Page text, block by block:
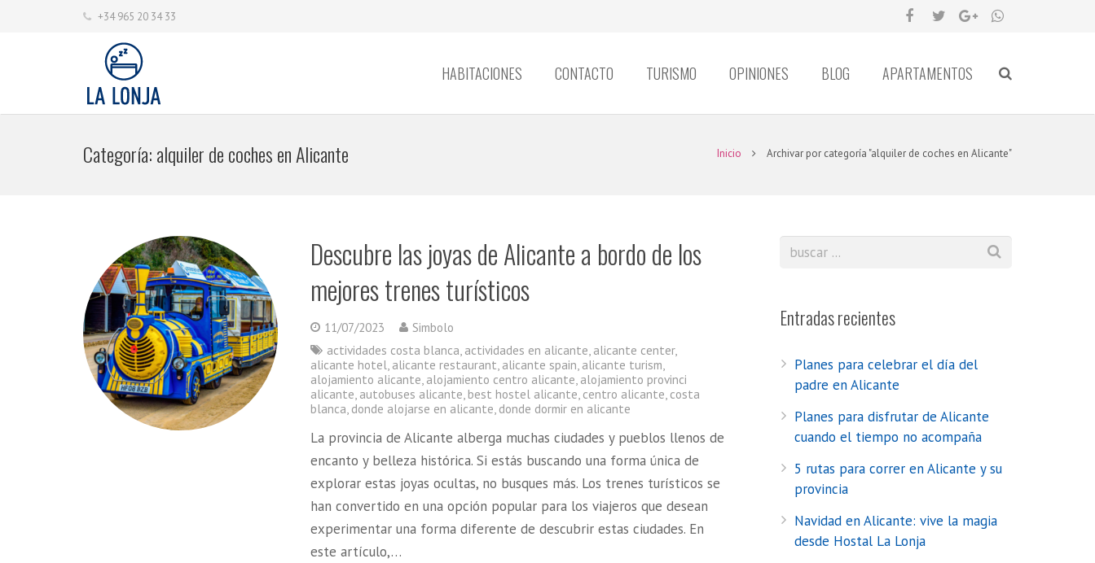
+34 965 20 34 33
HABITACIONES CONTACTO TURISMO OPINIONES BLOG APARTAMENTOS
Categoría:alquiler de coches en Alicante Inicio Archivar por categoría "alquiler de coches en Alicante"
Descubre las joyas de Alicante a bordo de los
mejores trenes turísticos
11/07/2023
Simbolo
actividades costa blanca, actividades en alicante, alicante center,
alicante hotel, alicante restaurant, alicante spain, alicante turism,
alojamiento alicante, alojamiento centro alicante, alojamiento provinci
alicante, autobuses alicante, best hostel alicante, centro alicante, costa
blanca, donde alojarse en alicante, donde dormir en alicante
La provincia de Alicante alberga muchas ciudades y pueblos llenos de
encanto y belleza histórica. Si estás buscando una forma única de
explorar estas joyas ocultas, no busques más. Los trenes turísticos se
han convertido en una opción popular para los viajeros que desean
experimentar una forma diferente de descubrir estas ciudades. En
este artículo,…
Entradas recientes
Planes para celebrar el día del
padre en Alicante
Planes para disfrutar de Alicante
cuando el tiempo no acompaña
5 rutas para correr en Alicante y su
provincia
Navidad en Alicante: vive la magia
desde Hostal La Lonja